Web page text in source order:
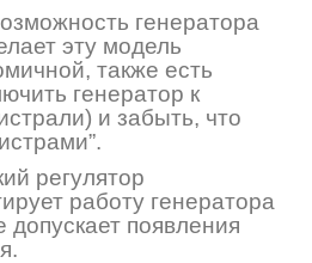
генератора
эту модель
также есть
генератор к
и забыть, что
регулятор
работу генератора
допускает появления